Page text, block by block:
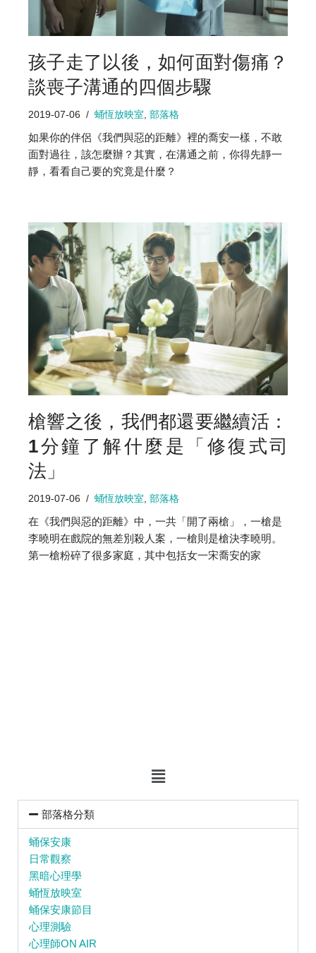
部落格分類
蛹保安康
日常觀察
黑暗心理學
蛹恆放映室
蛹保安康節目
心理測驗
心理師ON AIR
孩子走了以後，如何面對傷痛？
談喪子溝通的四個步驟
2019-07-06 蛹恆放映室, 部落格
如果你的伴侶《我們與惡的距離》裡的喬安一樣，不敢
面對過往，該怎麼辦？其實，在溝通之前，你得先靜一
靜，看看自己要的究竟是什麼？
槍響之後，我們都還要繼續活：
1分鐘了解什麼是「修復式司
法」
2019-07-06 蛹恆放映室, 部落格
在《我們與惡的距離》中，一共「開了兩槍」，一槍是
李曉明在戲院的無差別殺人案，一槍則是槍決李曉明。
第一槍粉碎了很多家庭，其中包括女一宋喬安的家